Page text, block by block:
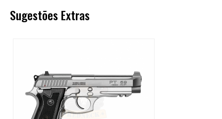
Sugestões Extras